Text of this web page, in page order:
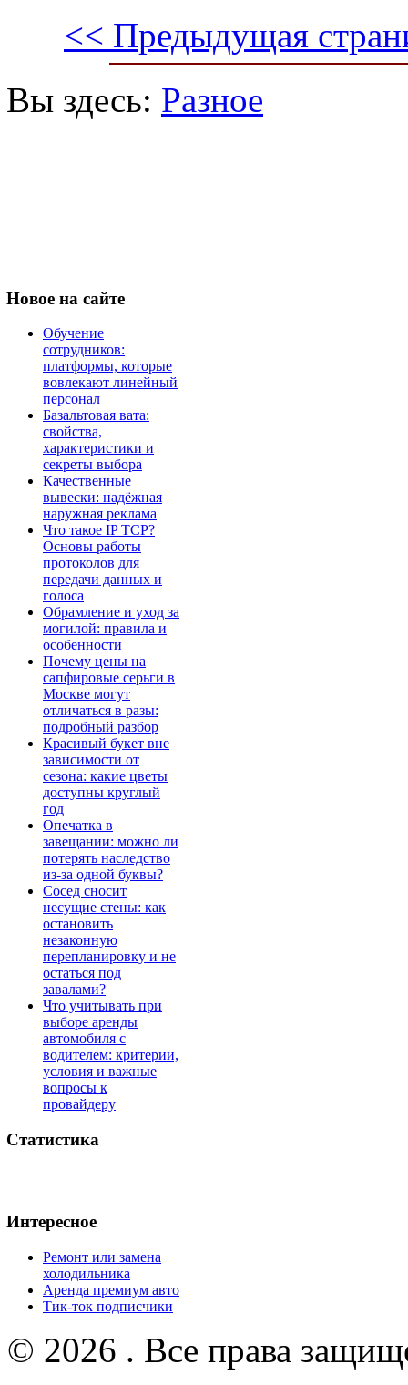
<< Предыдущая
Вы здесь: Разное
Новое на сайте
Обучение
сотрудников:
платформы, которые
вовлекают линейный
персонал
Базальтовая вата:
свойства,
характеристики и
секреты выбора
Качественные
вывески: надёжная
наружная реклама
Что такое IP TCP?
Основы работы
протоколов для
передачи данных и
голоса
Обрамление и уход за
могилой: правила и
особенности
Почему цены на
сапфировые серьги в
Москве могут
отличаться в разы:
подробный разбор
Красивый букет вне
зависимости от
сезона: какие цветы
доступны круглый
год
Опечатка в
завещании: можно ли
потерять наследство
из-за одной буквы?
Сосед сносит
несущие стены: как
остановить
незаконную
перепланировку и не
остаться под
завалами?
Что учитывать при
выборе аренды
автомобиля с
водителем: критерии,
условия и важные
вопросы к
провайдеру
Статистика
Интересное
Ремонт или замена
холодильника
Аренда премиум авто
Тик-ток подписчики
© 2026 . Все права